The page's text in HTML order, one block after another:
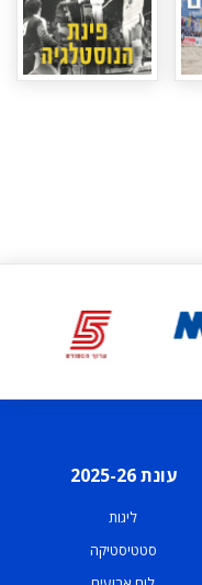
עונת 2025-26
ליגות
סטטיסטיקה